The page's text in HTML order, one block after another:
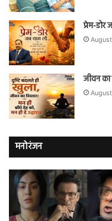
प्रेम-
जीवन का
मनोरंजन